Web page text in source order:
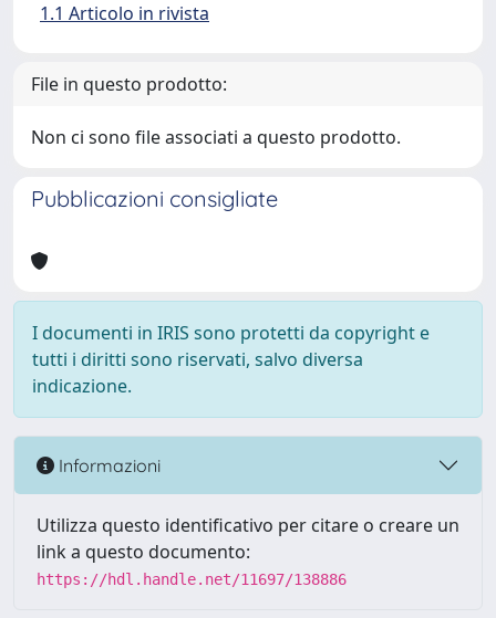
1.1 Articolo in rivista
File in questo prodotto:
Non ci sono file associati a questo prodotto.
Pubblicazioni consigliate
I documenti in IRIS sono protetti da copyright e
tutti i diritti sono riservati, salvo diversa
indicazione.
Informazioni
Utilizza questo identificativo per citare o creare un
link a questo documento:
https://hdl.handle.net/11697/138886